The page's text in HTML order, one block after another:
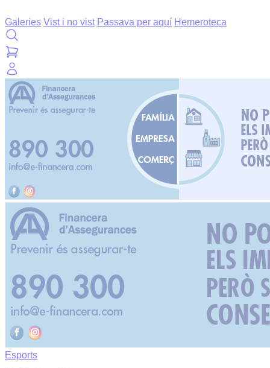
Galeries Vist i no vist Passava per aquí Hemeroteca
Esports